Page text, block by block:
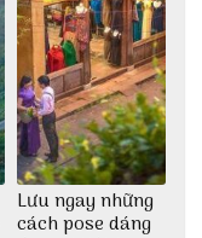
Lưu ngay những
cách pose dáng